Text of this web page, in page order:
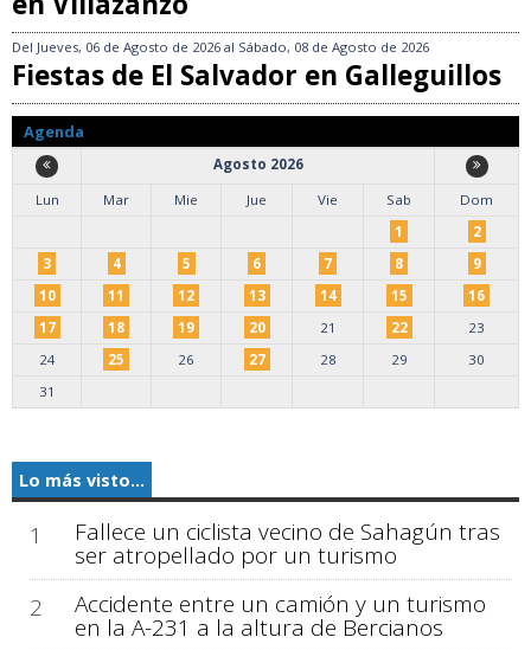
Del Jueves, 06 de Agosto de 2026 al Sábado, 08 de Agosto de 2026
Fiestas de El Salvador en Galleguillos
Agenda
Agosto 2026
Lun
Mar Mie Jue Vie Sab
Dom
1
2
3
4 5 6 7 8
9
10
11 12 13 14 15
16
17
18 19 20 21 22
23
24
25 26 27 28 29
30
31
Lo más visto...
1 Fallece un ciclista vecino de Sahagún tras
ser atropellado por un turismo
2
Accidente entre un camión y un turismo
en la A-231 a la altura de Bercianos